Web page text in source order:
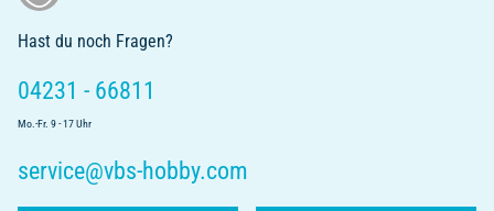
Hast du noch Fragen?
04231 - 66811
Mo.-Fr. 9 - 17 Uhr
service@vbs-hobby.com